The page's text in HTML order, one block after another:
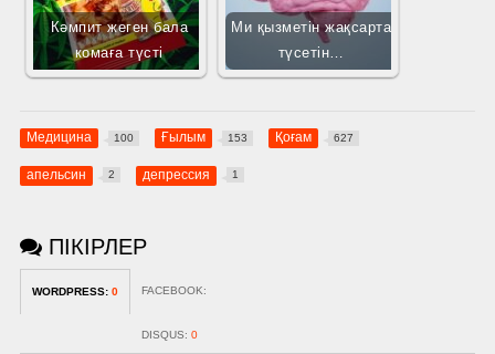
Кәмпит жеген бала
комаға түсті
Ми қызметін жақсарта
түсетін…
Медицина 100 Ғылым 153 Қоғам 627
апельсин 2 депрессия 1
ПІКІРЛЕР
WORDPRESS: 0 FACEBOOK:
DISQUS: 0